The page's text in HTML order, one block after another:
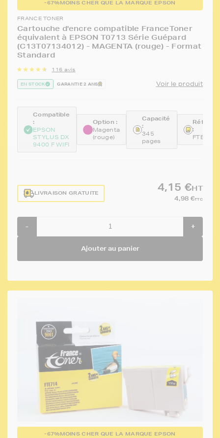
-67%MOINS CHER QUE LA MARQUE EPSON
FRANCE TONER
Cartouche d'encre compatible FranceToner
équivalent à EPSON T0713 Série Guépard
(C13T07134012) - MAGENTA (rouge) - Format
Standard
116 avis
EN STOCK GARANTIE 2 ANS Voir le produit
Compatible
:
EPSON
STYLUS DX
9400 F WIFI
Option :
Magenta
(rouge)
Capacité
:
345
pages
:
FTE713
LIVRAISON GRATUITE
4,15 €HT
4,98 €TTC
- +
Ajouter au panier
-67%MOINS CHER QUE LA MARQUE EPSON